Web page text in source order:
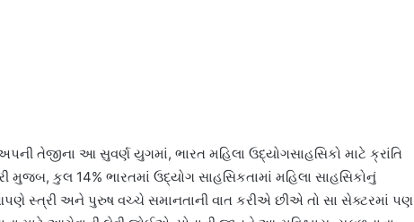
તેજીના આ સુવર્ણ યુગમાં, ભારત મહિલા ઉદ્યોગસાહસિકો માટે ક્રાંતિ
મુજબ, કુલ 14% ભારતમાં ઉદ્યોગ સાહસિકતામાં મહિલા સાહસિકોનું
અને પુરુષ વચ્ચે સમાનતાની વાત કરીએ છીએ તો સા સેક્ટરમાં પણ